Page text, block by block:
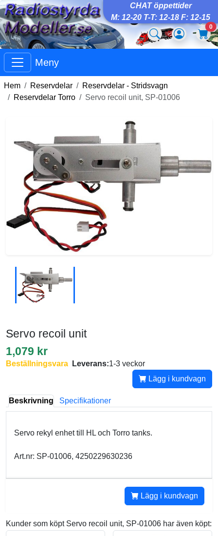
CHAT öppettider
M: 12-20 T-T: 12-18 F: 12-15
0
Meny
Hem Reservdelar
Reservdelar - Stridsvagn
Reservdelar Torro
Servo recoil unit, SP-01006
Servo recoil unit
1,079 kr
Beställningsvara Leverans:1-3 veckor
Lägg i kundvagn
Beskrivning Specifikationer
Servo rekyl enhet till HL och Torro tanks.
Art.nr: SP-01006, 4250229630236
Lägg i kundvagn
Kunder som köpt Servo recoil unit, SP-01006 har även köpt: